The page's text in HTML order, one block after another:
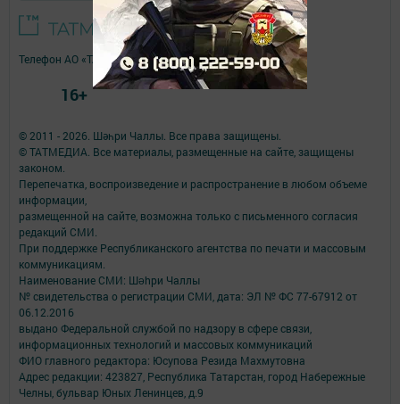
© 2011 - 2026. Шәһри Чаллы. Все права защищены.
© ТАТМЕДИА. Все материалы, размещенные на сайте, защищены
законом.
Перепечатка, воспроизведение и распространение в любом объеме
информации,
размещенной на сайте, возможна только с письменного согласия
редакций СМИ.
При поддержке Республиканского агентства по печати и массовым
коммуникациям.
Наименование СМИ: Шəhри Чаллы
№ свидетельства о регистрации СМИ, дата: ЭЛ № ФС 77-67912 от
06.12.2016
выдано Федеральной службой по надзору в сфере связи,
информационных технологий и массовых коммуникаций
ФИО главного редактора: Юсупова Резида Махмутовна
Адрес редакции: 423827, Республика Татарстан, город Набережные
Челны, бульвар Юных Ленинцев, д.9
Телефон АО «ТАТМЕДИА»:(843) 222 09 84
16+